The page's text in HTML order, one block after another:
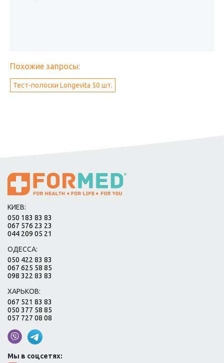
Похожие запросы:
Тест-полоски Longevita 50 шт.
КИЕВ:
050 183 83 83
067 576 23 23
044 209 05 21
ОДЕССА:
050 422 83 83
067 625 58 85
098 322 83 83
ХАРЬКОВ:
067 521 83 83
050 377 58 85
057 727 08 08
Мы в соцсетях: